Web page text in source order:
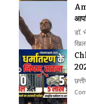
डॉ.
जेल,